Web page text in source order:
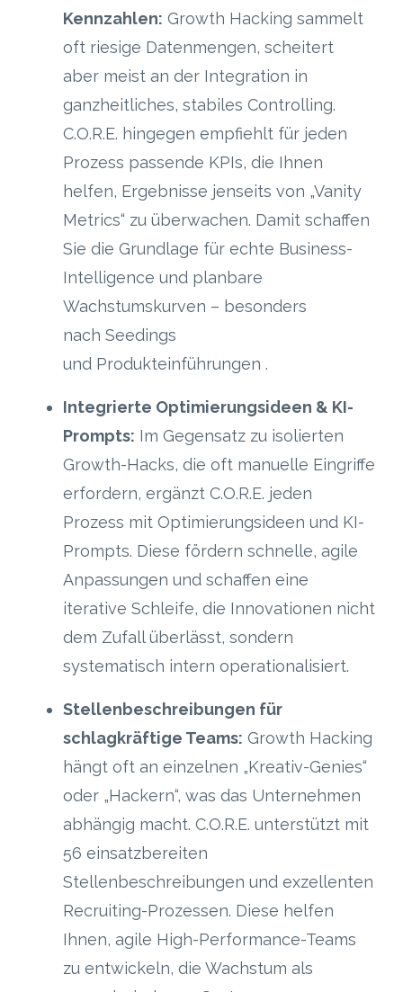
Kennzahlen: Growth Hacking sammelt
oft riesige Datenmengen, scheitert
aber meist an der Integration in
ganzheitliches, stabiles Controlling.
C.O.R.E. hingegen empfiehlt für jeden
Prozess passende KPIs, die Ihnen
helfen, Ergebnisse jenseits von „Vanity
Metrics“ zu überwachen. Damit schaffen
Sie die Grundlage für echte Business-
Intelligence und planbare
Wachstumskurven – besonders
nach Seedings
und Produkteinführungen .
Integrierte Optimierungsideen & KI-
Prompts: Im Gegensatz zu isolierten
Growth-Hacks, die oft manuelle Eingriffe
erfordern, ergänzt C.O.R.E. jeden
Prozess mit Optimierungsideen und KI-
Prompts. Diese fördern schnelle, agile
Anpassungen und schaffen eine
iterative Schleife, die Innovationen nicht
dem Zufall überlässt, sondern
systematisch intern operationalisiert.
Stellenbeschreibungen für
schlagkräftige Teams: Growth Hacking
hängt oft an einzelnen „Kreativ-Genies“
oder „Hackern“, was das Unternehmen
abhängig macht. C.O.R.E. unterstützt mit
56 einsatzbereiten
Stellenbeschreibungen und exzellenten
Recruiting-Prozessen. Diese helfen
Ihnen, agile High-Performance-Teams
zu entwickeln, die Wachstum als